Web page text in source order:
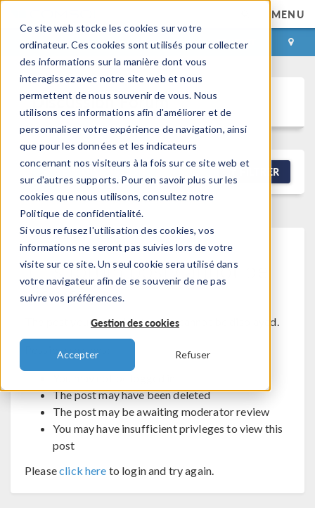
Ce site web stocke les cookies sur votre
ordinateur. Ces cookies sont utilisés pour collecter
des informations sur la manière dont vous
interagissez avec notre site web et nous
permettent de nous souvenir de vous. Nous
utilisons ces informations afin d'améliorer et de
personnaliser votre expérience de navigation, ainsi
que pour les données et les indicateurs
concernant nos visiteurs à la fois sur ce site web et
sur d'autres supports. Pour en savoir plus sur les
cookies que nous utilisons, consultez notre
Politique de confidentialité.
Si vous refusez l'utilisation des cookies, vos
informations ne seront pas suivies lors de votre
visite sur ce site. Un seul cookie sera utilisé dans
votre navigateur afin de se souvenir de ne pas
suivre vos préférences.
Gestion des cookies
Accepter Refuser
MENU
CONNEXION CONTACT
Discussion Forum
FILTRER
This forum post cannot be
viewed
The post you are trying to view cannot be displayed.
Possible reasons:
The post may have been deleted
The post may be awaiting moderator review
You may have insufficient privleges to view this
post
Pleaseclick here to login and try again.